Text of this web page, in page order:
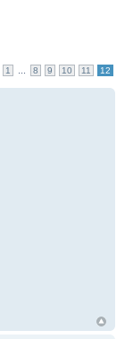
1 8 9 10 11 12